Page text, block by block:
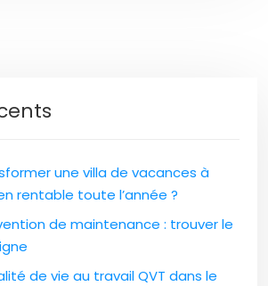
une villa de vacances à
rentable toute l’année ?
de maintenance : trouver le
de vie au travail QVT dans le